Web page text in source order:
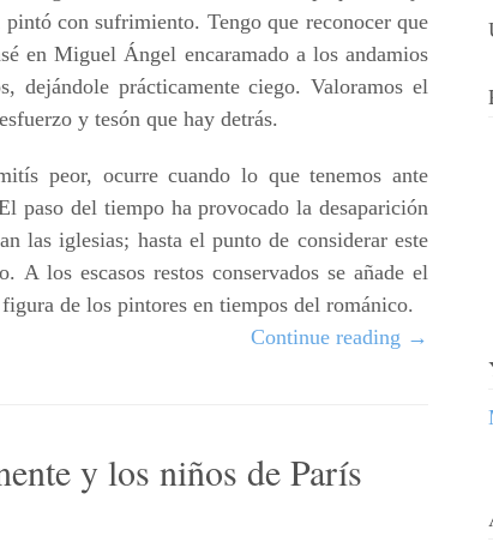
con sufrimiento. Tengo que reconocer que
en Miguel Ángel encaramado a los andamios
dejándole prácticamente ciego. Valoramos el
y tesón que hay detrás.
peor, ocurre cuando lo que tenemos ante
paso del tiempo ha provocado la desaparición
las iglesias; hasta el punto de considerar este
los escasos restos conservados se añade el
de los pintores en tiempos del románico.
Continue reading →
y los niños de París